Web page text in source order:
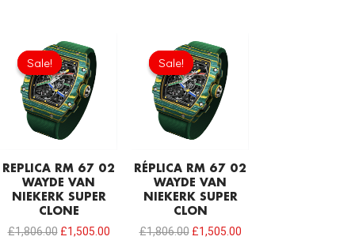
Sale!
Sale!
REPLICA RM 67 02
WAYDE VAN
NIEKERK SUPER
CLONE
£1,806.00
Ursprünglicher
Preis
war:
£1,806.00
£1,505.00
£1,505.00.
Sale!
Sale!
RÉPLICA RM 67 02
WAYDE VAN
NIEKERK SUPER
CLON
£1,806.00
Ursprünglicher
Preis
war:
£1,806.00
£1,505.00